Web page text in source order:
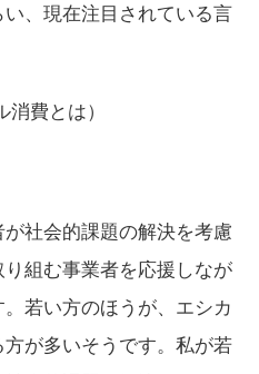
、現在注目されている言
消費とは）
社会的課題の解決を考慮
組む事業者を応援しなが
若い方のほうが、エシカ
が多いそうです。私が若